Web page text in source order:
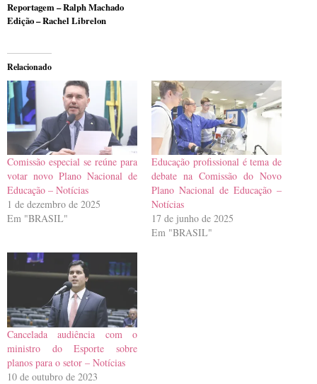
Reportagem – Ralph Machado
Edição – Rachel Librelon
Relacionado
Comissão especial se reúne para
votar novo Plano Nacional de
Educação – Notícias
1 de dezembro de 2025
Em "BRASIL"
Educação profissional é tema de
debate na Comissão do Novo
Plano Nacional de Educação –
Notícias
17 de junho de 2025
Em "BRASIL"
Cancelada audiência com o
ministro do Esporte sobre
planos para o setor – Notícias
10 de outubro de 2023